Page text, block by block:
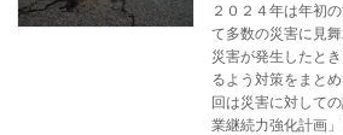
２０２４年は年初
て多数の災害に見
災害が発生したと
るよう対策をまと
回は災害に対して
業継続力強化計画